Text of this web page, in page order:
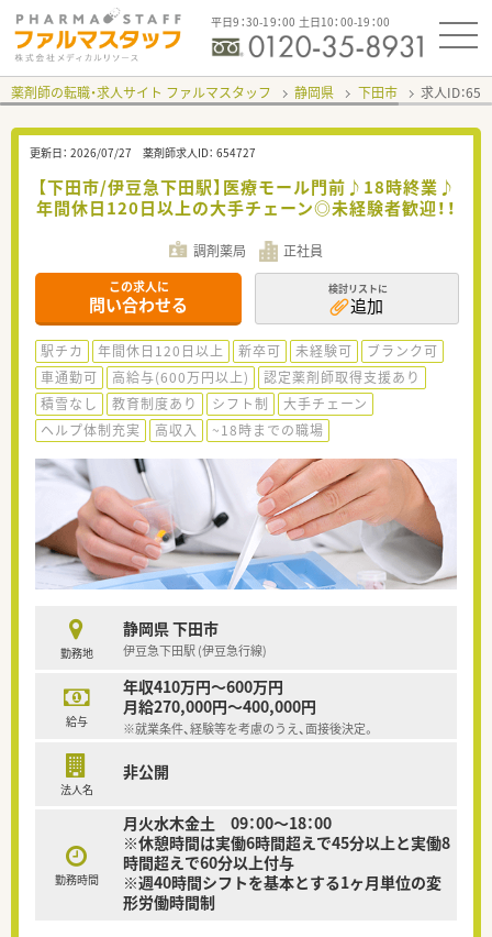
平日9：30-19：00 土日10：00-19：00
薬剤師の転職・求人サイト ファルマスタッフ 静岡県 下田市 求人ID：
更新日： 2026/07/27 薬剤師求人ID： 654727
【下田市/伊豆急下田駅】医療モール門前♪18時終業♪
年間休日120日以上の大手チェーン◎未経験者歓迎！！
調剤薬局 正社員
この求人に
問い合わせる
検討リストに
追加
駅チカ 年間休日120日以上 新卒可 未経験可
ブランク可
車通勤可
高給与(600万円以上)
認定薬剤師取得支援あり
積雪なし
教育制度あり シフト制
大手チェーン
ヘルプ体制充実
高収入 ~18時までの職場
勤務地
静岡県 下田市
伊豆急下田駅 (伊豆急行線)
給与
年収410万円～600万円
月給270,000円～400,000円
※就業条件、経験等を考慮のうえ、面接後決定。
法人名
非公開
勤務時間
月火水木金土 09：00～18：00
※休憩時間は実働6時間超えで45分以上と実働8
時間超えで60分以上付与
※週40時間シフトを基本とする1ヶ月単位の変
形労働時間制